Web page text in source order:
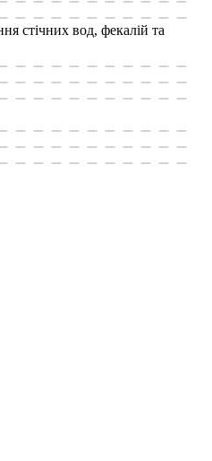
стічних вод, фекалій та